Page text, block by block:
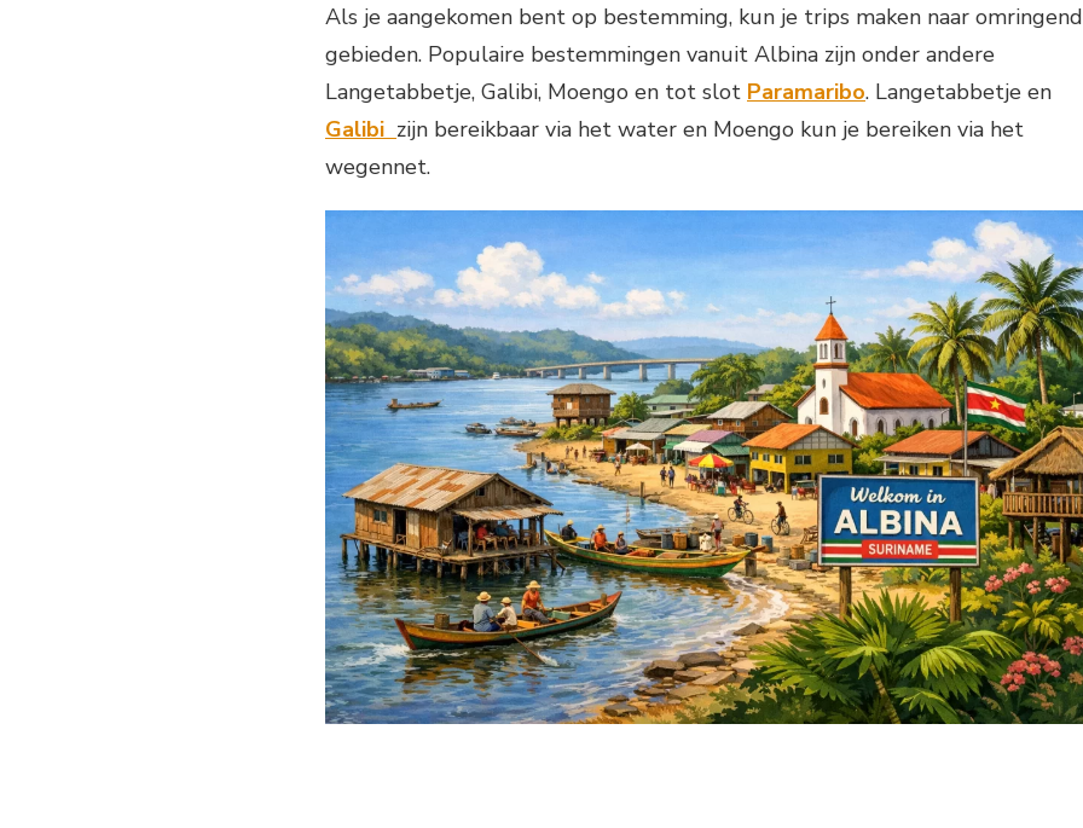
Als je aangekomen bent op bestemming, kun je trips maken naar
gebieden. Populaire bestemmingen vanuit Albina zijn onder andere
Langetabbetje, Galibi, Moengo en tot slot Paramaribo. Langetabbetje en
Galibi zijn bereikbaar via het water en Moengo kun je bereiken via het
wegennet.